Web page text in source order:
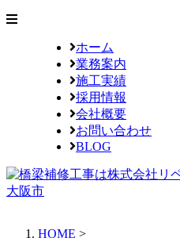
ホーム
業務案内
施工実績
採用情報
会社概要
お問い合わせ
BLOG
HOME >